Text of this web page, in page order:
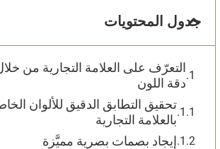
جدول المحتويات
التعرّف على العلامة التجارية من
دقة اللون
تحقيق التطابق الدقيق للألوان
بالعلامة التجارية
إيجاد بصمات بصرية مميَّزة